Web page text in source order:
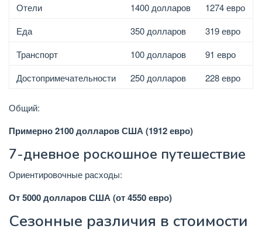
Отели 1400 долларов
1274 евро
Еда
350 долларов
319 евро
Транспорт
100 долларов
91 евро
Достопримечательности
250 долларов 228 евро
Общий:
Примерно 2100 долларов США (1912 евро)
7-дневное роскошное путешествие
Ориентировочные расходы:
От 5000 долларов США (от 4550 евро)
Сезонные различия в стоимости